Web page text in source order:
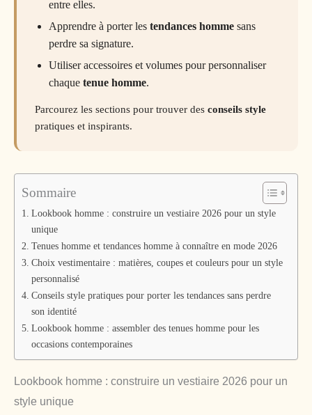
entre elles.
Apprendre à porter les tendances homme sans
perdre sa signature.
Utiliser accessoires et volumes pour personnaliser
chaque tenue homme.
Parcourez les sections pour trouver des conseils style
pratiques et inspirants.
Sommaire
Lookbook homme : construire un vestiaire 2026 pour un style
unique
Tenues homme et tendances homme à connaître en mode 2026
Choix vestimentaire : matières, coupes et couleurs pour un style
personnalisé
Conseils style pratiques pour porter les tendances sans perdre
son identité
Lookbook homme : assembler des tenues homme pour les
occasions contemporaines
Lookbook homme : construire un vestiaire 2026 pour un
style unique